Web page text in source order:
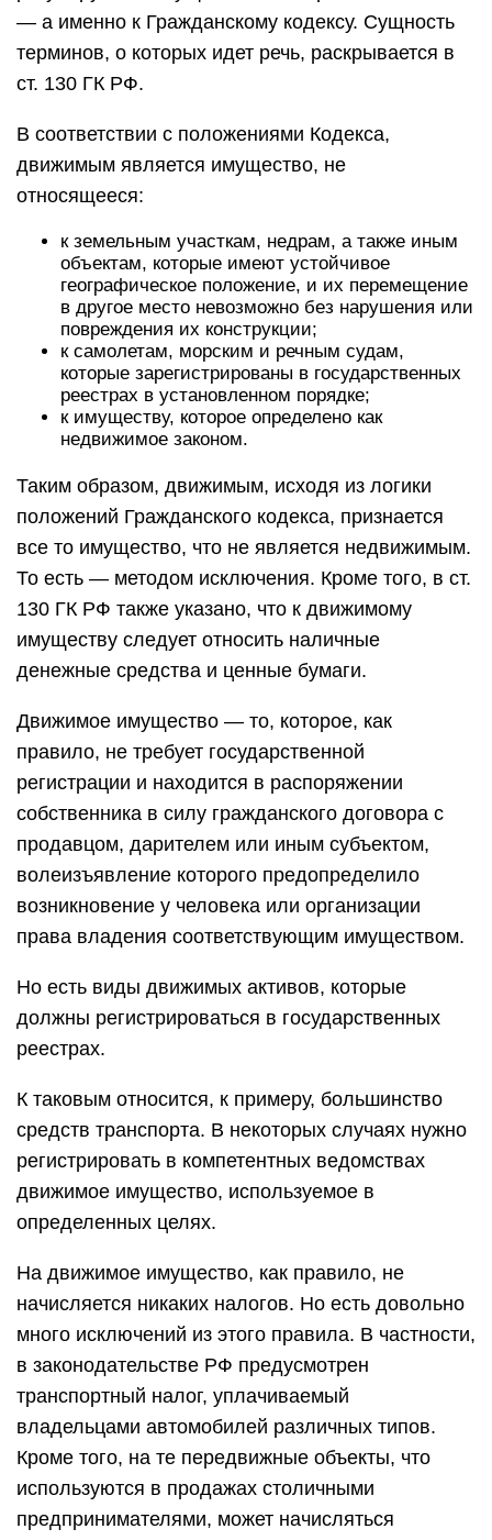
— а именно к Гражданскому кодексу. Сущность
терминов, о которых идет речь, раскрывается в
ст. 130 ГК РФ.
В соответствии с положениями Кодекса,
движимым является имущество, не
относящееся:
к земельным участкам, недрам, а также иным
объектам, которые имеют устойчивое
географическое положение, и их перемещение
в другое место невозможно без нарушения или
повреждения их конструкции;
к самолетам, морским и речным судам,
которые зарегистрированы в государственных
реестрах в установленном порядке;
к имуществу, которое определено как
недвижимое законом.
Таким образом, движимым, исходя из логики
положений Гражданского кодекса, признается
все то имущество, что не является недвижимым.
То есть — методом исключения. Кроме того, в ст.
130 ГК РФ также указано, что к движимому
имуществу следует относить наличные
денежные средства и ценные бумаги.
Движимое имущество — то, которое, как
правило, не требует государственной
регистрации и находится в распоряжении
собственника в силу гражданского договора с
продавцом, дарителем или иным субъектом,
волеизъявление которого предопределило
возникновение у человека или организации
права владения соответствующим имуществом.
Но есть виды движимых активов, которые
должны регистрироваться в государственных
реестрах.
К таковым относится, к примеру, большинство
средств транспорта. В некоторых случаях нужно
регистрировать в компетентных ведомствах
движимое имущество, используемое в
определенных целях.
На движимое имущество, как правило, не
начисляется никаких налогов. Но есть довольно
много исключений из этого правила. В частности,
в законодательстве РФ предусмотрен
транспортный налог, уплачиваемый
владельцами автомобилей различных типов.
Кроме того, на те передвижные объекты, что
используются в продажах столичными
предпринимателями, может начисляться